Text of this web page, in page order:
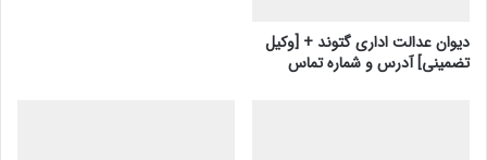
دیوان عدالت اداری گتوند + [وکیل
تضمینی] آدرس و شماره تماس